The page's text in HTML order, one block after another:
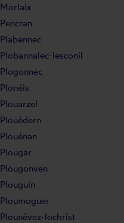
Morlaix
Pencran
Plabennec
Plobannalec-lesconil
Plogonnec
Plonéis
Plouarzel
Plouédern
Plouénan
Plougar
Plougonven
Plouguin
Ploumoguer
Plounévez-lochrist